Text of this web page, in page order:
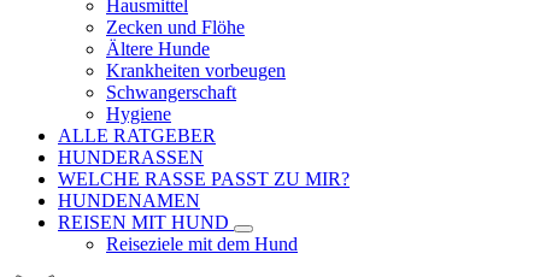
Hausmittel
Zecken und Flöhe
Ältere Hunde
Krankheiten vorbeugen
Schwangerschaft
Hygiene
ALLE RATGEBER
HUNDERASSEN
WELCHE RASSE PASST ZU MIR?
HUNDENAMEN
REISEN MIT HUND
Reiseziele mit dem Hund